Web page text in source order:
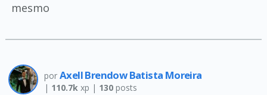
mesmo
por Axell Brendow Batista Moreira
| 110.7kxp | 130posts